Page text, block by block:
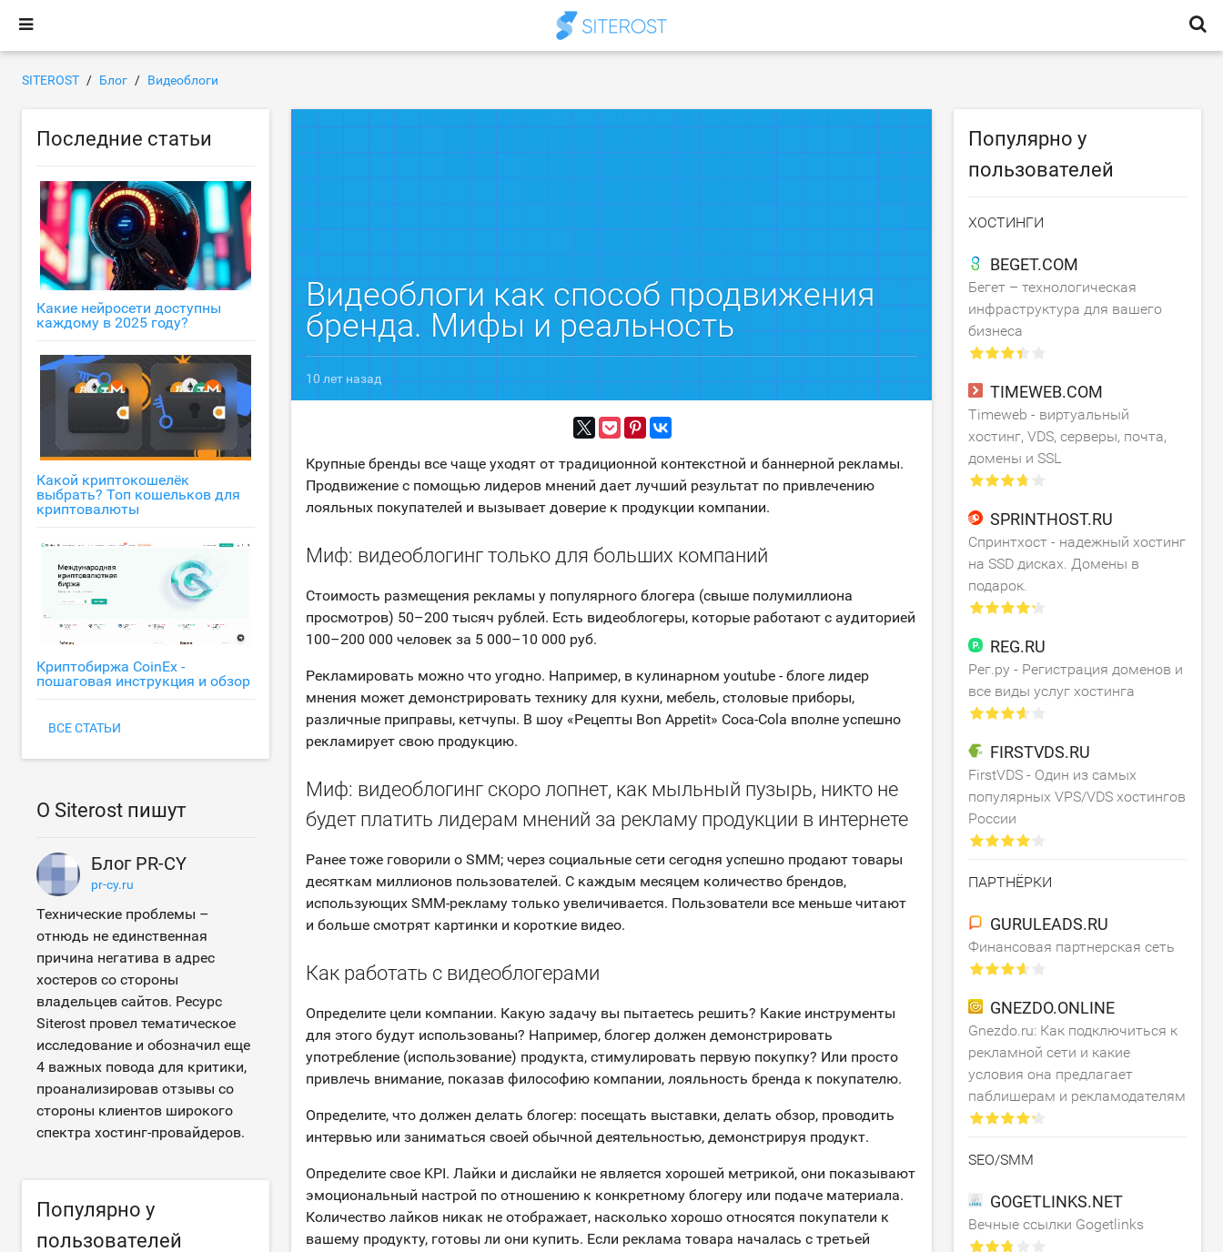
SITEROST Блог Видеоблоги
Видеоблоги как способ продвижения
бренда. Мифы и реальность
10 лет назад
Крупные бренды все чаще уходят от традиционной контекстной и баннерной рекламы.
Продвижение с помощью лидеров мнений дает лучший результат по привлечению
лояльных покупателей и вызывает доверие к продукции компании.
Миф: видеоблогинг только для больших компаний
Стоимость размещения рекламы у популярного блогера (свыше полумиллиона
просмотров) 50–200 тысяч рублей. Есть видеоблогеры, которые работают с аудиторией
100–200 000 человек за 5 000–10 000 руб.
Рекламировать можно что угодно. Например, в кулинарном youtube - блоге лидер
мнения может демонстрировать технику для кухни, мебель, столовые приборы,
различные приправы, кетчупы. В шоу «Рецепты Bon Appetit» Сoca-Сola вполне успешно
рекламирует свою продукцию.
Миф: видеоблогинг скоро лопнет, как мыльный пузырь, никто не
будет платить лидерам мнений за рекламу продукции в интернете
Ранее тоже говорили о SMM; через социальные сети сегодня успешно продают товары
десяткам миллионов пользователей. С каждым месяцем количество брендов,
использующих SMM-рекламу только увеличивается. Пользователи все меньше читают
и больше смотрят картинки и короткие видео.
Как работать с видеоблогерами
Определите цели компании. Какую задачу вы пытаетесь решить? Какие инструменты
для этого будут использованы? Например, блогер должен демонстрировать
употребление (использование) продукта, стимулировать первую покупку? Или просто
привлечь внимание, показав философию компании, лояльность бренда к покупателю.
Определите, что должен делать блогер: посещать выставки, делать обзор, проводить
интервью или заниматься своей обычной деятельностью, демонстрируя продукт.
Определите свое KPI. Лайки и дислайки не является хорошей метрикой, они показывают
эмоциональный настрой по отношению к конкретному блогеру или подаче материала.
Количество лайков никак не отображает, насколько хорошо относятся покупатели к
вашему продукту, готовы ли они купить. Если реклама товара началась с третьей
Последние статьи
Какие нейросети доступны
каждому в 2025 году?
Какой криптокошелёк
выбрать? Топ кошельков для
криптовалюты
Криптобиржа CoinEx -
пошаговая инструкция и обзор
ВСЕ СТАТЬИ
О Siterost пишут
Блог PR-CY
pr-cy.ru
Технические проблемы –
отнюдь не единственная
причина негатива в адрес
хостеров со стороны
владельцев сайтов. Ресурс
Siterost провел тематическое
исследование и обозначил еще
4 важных повода для критики,
проанализировав отзывы со
стороны клиентов широкого
спектра хостинг-провайдеров.
Популярно у
пользователей
Популярно у
пользователей
ХОСТИНГИ
BEGET.COM
Бегет – технологическая
инфраструктура для вашего
бизнеса
TIMEWEB.COM
Timeweb - виртуальный
хостинг, VDS, серверы, почта,
домены и SSL
SPRINTHOST.RU
Спринтхост - надежный хостинг
на SSD дисках. Домены в
подарок.
REG.RU
Рег.ру - Регистрация доменов и
все виды услуг хостинга
FIRSTVDS.RU
FirstVDS - Один из самых
популярных VPS/VDS хостингов
России
ПАРТНЁРКИ
GURULEADS.RU
Финансовая партнерская сеть
GNEZDO.ONLINE
Gnezdo.ru: Как подключиться к
рекламной сети и какие
условия она предлагает
паблишерам и рекламодателям
SEO/SMM
GOGETLINKS.NET
Вечные ссылки Gogetlinks